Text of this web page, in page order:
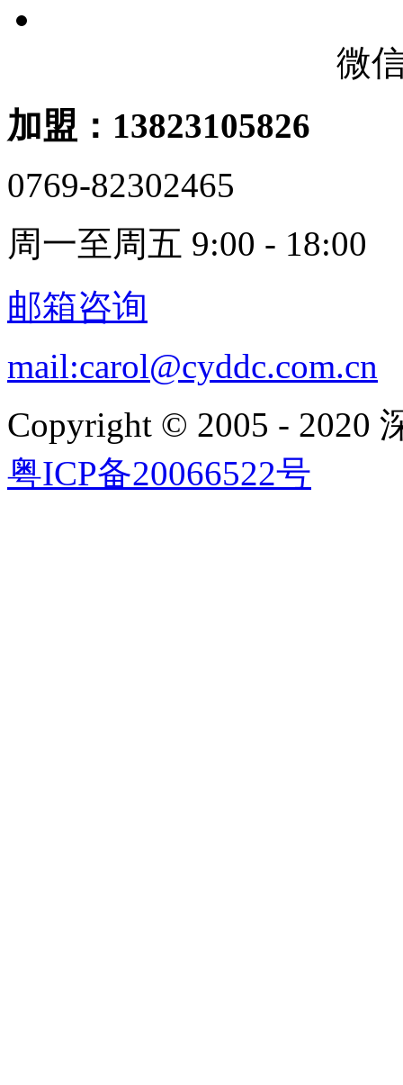
微
加盟：13823105826
0769-82302465
周一至周五 9:00 - 18:00
邮箱咨询
mail:carol@cyddc.com.cn
Copyright © 2005 - 2020
粤ICP备20066522号